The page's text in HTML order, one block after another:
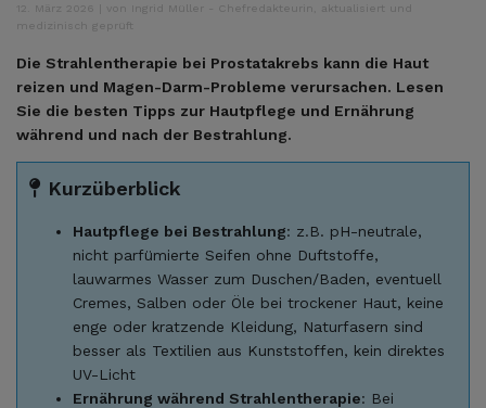
12. März 2026 | von Ingrid Müller - Chefredakteurin, aktualisiert und
medizinisch geprüft
Die Strahlentherapie bei Prostatakrebs kann die Haut
reizen und Magen-Darm-Probleme verursachen. Lesen
Sie die besten Tipps zur Hautpflege und Ernährung
während und nach der Bestrahlung.
Kurzüberblick
Hautpflege bei Bestrahlung: z.B. pH-neutrale,
nicht parfümierte Seifen ohne Duftstoffe,
lauwarmes Wasser zum Duschen/Baden, eventuell
Cremes, Salben oder Öle bei trockener Haut, keine
enge oder kratzende Kleidung, Naturfasern sind
besser als Textilien aus Kunststoffen, kein direktes
UV-Licht
Ernährung während Strahlentherapie: Bei